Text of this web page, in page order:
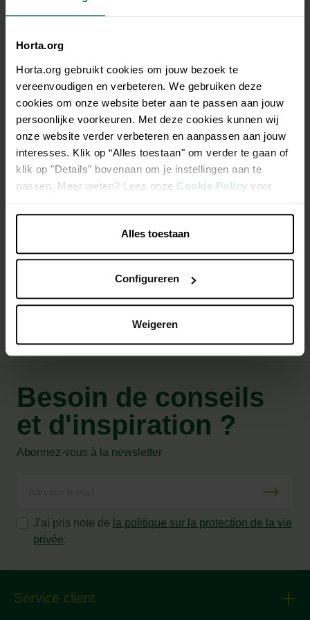
Horta.org
Horta.org gebruikt cookies om jouw bezoek te
vereenvoudigen en verbeteren. We gebruiken deze
cookies om onze website beter aan te passen aan jouw
persoonlijke voorkeuren. Met deze cookies kunnen wij
onze website verder verbeteren en aanpassen aan jouw
interesses. Klik op “Alles toestaan" om verder te gaan of
klik op "Details" bovenaan om je instellingen aan te
passen. Meer weten? Lees onze Cookie Policy voor
meer informatie.
Alles toestaan
Configureren
Weigeren
Description
JV Home Sweet Home TIBET Coussin-XS 58x45cm
Besoin de conseils
et d'inspiration ?
Abonnez-vous à la newsletter
J'ai pris note de la politique sur la protection de la vie
privée.
Service client